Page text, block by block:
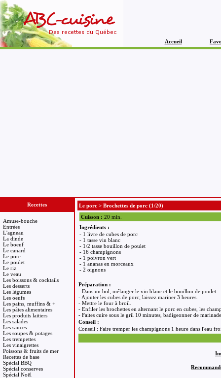
Accueil
Recettes
Amuse-bouche
Entrées
L'agneau
La dinde
Le boeuf
Le canard
Le porc
Le poulet
Le riz
Le veau
Les boissons & cocktails
Les desserts
Les légumes
Les oeufs
Les pains, muffins & +
Les pâtes alimentaires
Les produits laitiers
Les salades
Les sauces
Les soupes & potages
Les trempettes
Les vinaigrettes
Poissons & fruits de mer
Recettes de base
Spécial BBQ
Spécial conserves
Spécial Noël
Le porc > Brochettes de porc (1/20)
Cuisson : 20 min.
Ingrédients :
- 1 livre de cubes de porc
- 1 tasse vin blanc
- 1/2 tasse bouillon de poulet
- 16 champignons
- 1 poivron vert
- 1 ananas en morceaux
- 2 oignons
Préparation :
- Dans un bol, mélanger le vin blanc et le bouillon de poulet.
- Ajouter les cubes de porc; laissez mariner 3 heures.
- Mettre le four à broil.
- Enfiler les brochettes en alternant le porc en cubes, les
- Faites cuire sous le gril 10 minutes, badigeonner de
Conseil :
Conseil : Faire tremper les champignons 1 heure dans l'eau